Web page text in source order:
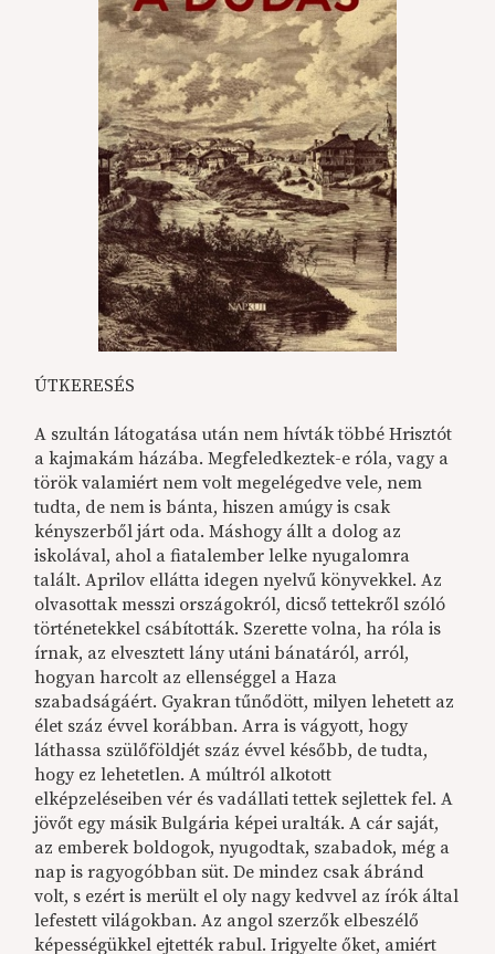
ÚTKERESÉS
A szultán látogatása után nem hívták többé Hrisztót
a kajmakám házába. Megfeledkeztek-e róla, vagy a
török valamiért nem volt megelégedve vele, nem
tudta, de nem is bánta, hiszen amúgy is csak
kényszerből járt oda. Máshogy állt a dolog az
iskolával, ahol a fiatalember lelke nyugalomra
talált. Aprilov ellátta idegen nyelvű könyvekkel. Az
olvasottak messzi országokról, dicső tettekről szóló
történetekkel csábították. Szerette volna, ha róla is
írnak, az elvesztett lány utáni bánatáról, arról,
hogyan harcolt az ellenséggel a Haza
szabadságáért. Gyakran tűnődött, milyen lehetett az
élet száz évvel korábban. Arra is vágyott, hogy
láthassa szülőföldjét száz évvel később, de tudta,
hogy ez lehetetlen. A múltról alkotott
elképzeléseiben vér és vadállati tettek sejlettek fel. A
jövőt egy másik Bulgária képei uralták. A cár saját,
az emberek boldogok, nyugodtak, szabadok, még a
nap is ragyogóbban süt. De mindez csak ábránd
volt, s ezért is merült el oly nagy kedvvel az írók által
lefestett világokban. Az angol szerzők elbeszélő
képességükkel ejtették rabul. Irigyelte őket, amiért